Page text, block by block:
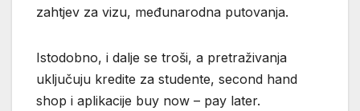
zahtjev za vizu, međunarodna putovanja.
Istodobno, i dalje se troši, a pretraživanja
uključuju kredite za studente, second hand
shop i aplikacije buy now – pay later.